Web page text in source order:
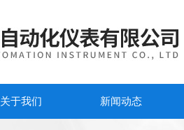
关于我们 新闻动态